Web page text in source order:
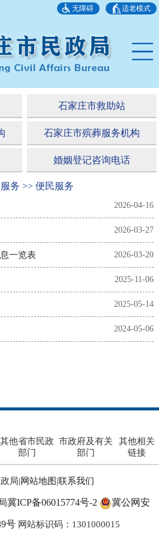
无障碍 适老模式
石家庄市救助站
石家庄市殡葬服务机构
婚姻登记咨询电话
务 >> 便民服务
2026-04-16
2026-03-27
一览表 2026-03-20
2025-11-06
2025-05-14
2024-05-06
其他省市民政
部门
市政府及有关
部门
其他相关
链接
局|网站地图|联系我们
冀ICP备06015774号-2 冀公网安
号 网站标识码：1301000015